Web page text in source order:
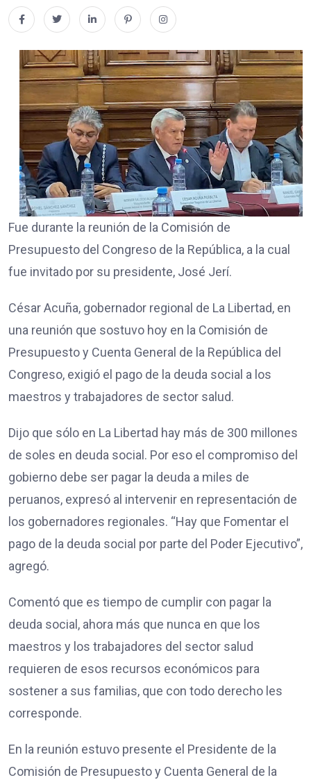
Fue durante la reunión de la Comisión de
Presupuesto del Congreso de la República, a la cual
fue invitado por su presidente, José Jerí.
César Acuña, gobernador regional de La Libertad, en
una reunión que sostuvo hoy en la Comisión de
Presupuesto y Cuenta General de la República del
Congreso, exigió el pago de la deuda social a los
maestros y trabajadores de sector salud.
Dijo que sólo en La Libertad hay más de 300 millones
de soles en deuda social. Por eso el compromiso del
gobierno debe ser pagar la deuda a miles de
peruanos, expresó al intervenir en representación de
los gobernadores regionales. “Hay que Fomentar el
pago de la deuda social por parte del Poder Ejecutivo”,
agregó.
Comentó que es tiempo de cumplir con pagar la
deuda social, ahora más que nunca en que los
maestros y los trabajadores del sector salud
requieren de esos recursos económicos para
sostener a sus familias, que con todo derecho les
corresponde.
En la reunión estuvo presente el Presidente de la
Comisión de Presupuesto y Cuenta General de la